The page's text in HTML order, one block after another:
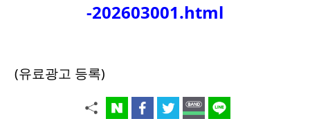
-202603001.html
(유료광고 등록)